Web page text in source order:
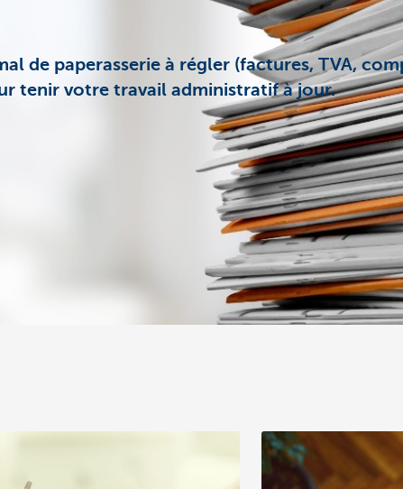
de paperasserie à régler (factures, TVA,
tenir votre travail administratif à jour.